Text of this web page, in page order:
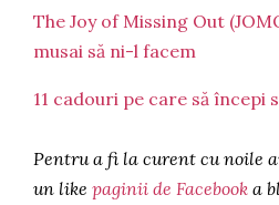
The Joy of Missing Out
musai să ni-l facem
11 cadouri pe care să începi
Pentru a fi la curent cu noile
un like paginii de Facebook a